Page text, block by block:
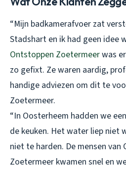
“Mijn badkamerafvoer zat
Stadshart en ik had geen idee
Ontstoppen Zoetermeerwas
zo gefixt. Ze waren aardig,
handige adviezen om dit te
Zoetermeer.
“In Oosterheem hadden we
de keuken. Het water liep niet
niet te harden. De mensen van
Zoetermeer kwamen snel en